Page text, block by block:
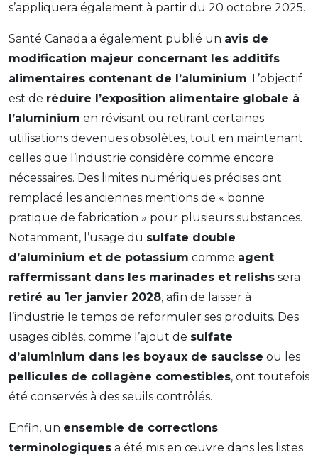
s’appliquera également à partir du 20 octobre 2025.
Santé Canada a également publié un avis de
modification majeur concernant les additifs
alimentaires contenant de l’aluminium. L’objectif
est de réduire l’exposition alimentaire globale à
l’aluminium en révisant ou retirant certaines
utilisations devenues obsolètes, tout en maintenant
celles que l’industrie considère comme encore
nécessaires. Des limites numériques précises ont
remplacé les anciennes mentions de « bonne
pratique de fabrication » pour plusieurs substances.
Notamment, l’usage du sulfate double
d’aluminium et de potassium comme agent
raffermissant dans les marinades et relishs sera
retiré au 1er janvier 2028, afin de laisser à
l’industrie le temps de reformuler ses produits. Des
usages ciblés, comme l’ajout de sulfate
d’aluminium dans les boyaux de saucisse ou les
pellicules de collagène comestibles, ont toutefois
été conservés à des seuils contrôlés.
Enfin, un ensemble de corrections
terminologiques a été mis en œuvre dans les listes